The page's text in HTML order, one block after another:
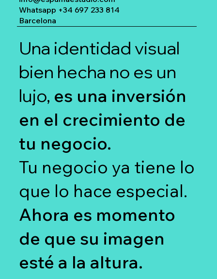
Whatsapp +34 697 233 814
Barcelona
Una identidad visual
bien hecha no es un
lujo, es una inversión
en el crecimiento de
tu negocio.
Tu negocio ya tiene lo
que lo hace especial.
Ahora es momento
de que su imagen
esté a la altura.